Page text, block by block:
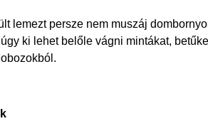
lemezt persze nem muszáj
ki lehet belőle vágni mintákat,